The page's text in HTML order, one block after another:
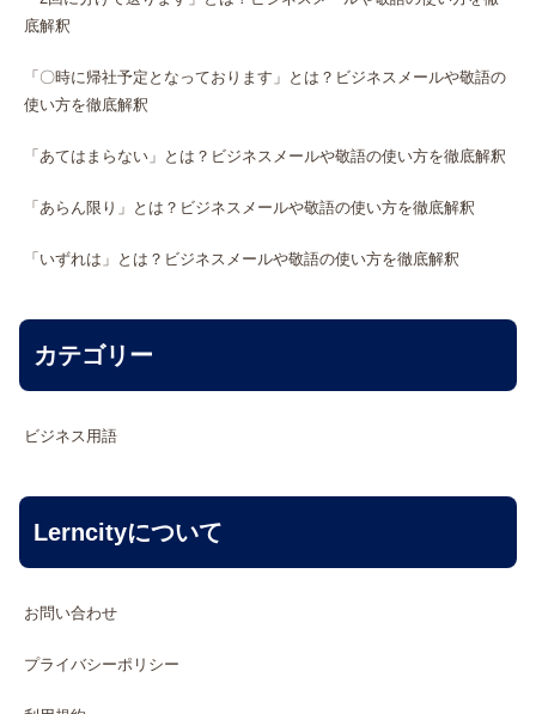
底解釈
「〇時に帰社予定となっております」とは？ビジネスメールや敬語の
使い方を徹底解釈
「あてはまらない」とは？ビジネスメールや敬語の使い方を徹底解釈
「あらん限り」とは？ビジネスメールや敬語の使い方を徹底解釈
「いずれは」とは？ビジネスメールや敬語の使い方を徹底解釈
カテゴリー
ビジネス用語
Lerncityについて
お問い合わせ
プライバシーポリシー